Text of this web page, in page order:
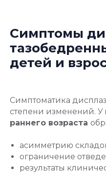
Симптомы
детей и
Симптоматика
степени изменений. У
раннего возраста
асимметрию
ограничение
результаты